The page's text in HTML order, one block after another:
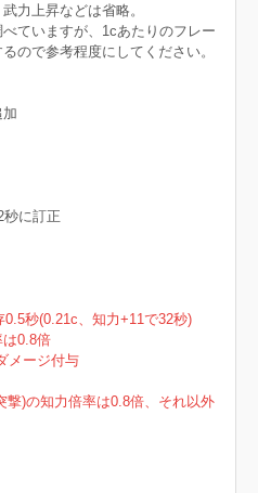
力上昇などは省略。
ていますが、1cあたりのフレー
ので参考程度にしてください。
加
に訂正
秒(0.21c、知力+11で32秒)
0.8倍
メージ付与
撃)の知力倍率は0.8倍、それ以外